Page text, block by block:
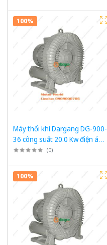
100%
Máy thổi khí Dargang DG-900-
36 công suất 20.0 Kw điện áp
3 pha 380VAC, 50Hz
(0)
100%